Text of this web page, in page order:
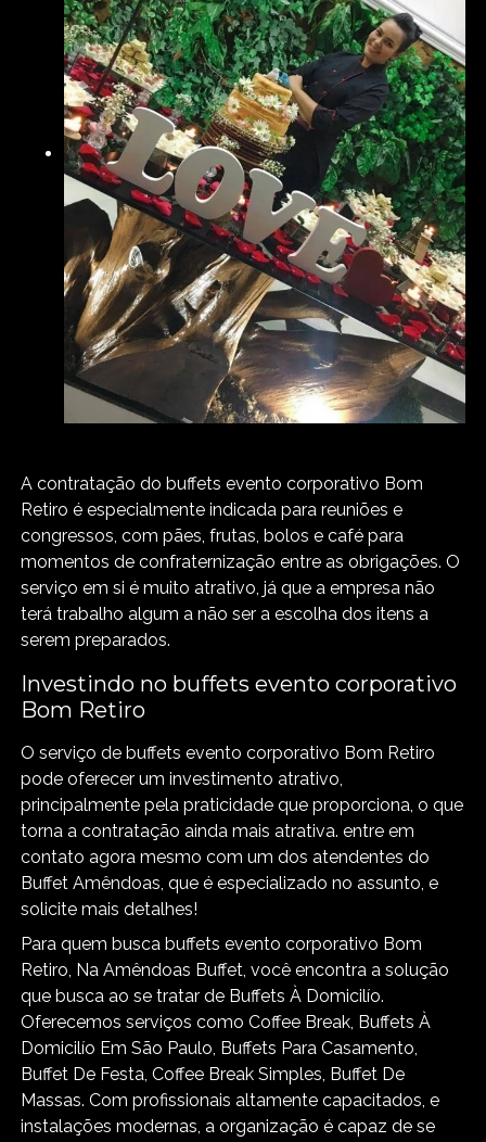
A contratação do buffets evento corporativo Bom
Retiro é especialmente indicada para reuniões e
congressos, com pães, frutas, bolos e café para
momentos de confraternização entre as obrigações. O
serviço em si é muito atrativo, já que a empresa não
terá trabalho algum a não ser a escolha dos itens a
serem preparados.
Investindo no buffets evento corporativo
Bom Retiro
O serviço de buffets evento corporativo Bom Retiro
pode oferecer um investimento atrativo,
principalmente pela praticidade que proporciona, o que
torna a contratação ainda mais atrativa. entre em
contato agora mesmo com um dos atendentes do
Buffet Amêndoas, que é especializado no assunto, e
solicite mais detalhes!
Para quem busca buffets evento corporativo Bom
Retiro, Na Amêndoas Buffet, você encontra a solução
que busca ao se tratar de Buffets À Domicilío.
Oferecemos serviços como Coffee Break, Buffets À
Domicilío Em São Paulo, Buffets Para Casamento,
Buffet De Festa, Coffee Break Simples, Buffet De
Massas. Com profissionais altamente capacitados, e
instalações modernas, a organização é capaz de se